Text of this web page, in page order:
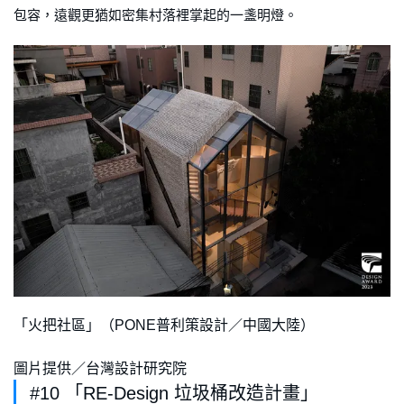
包容，遠觀更猶如密集村落裡掌起的一盞明燈。
「火把社區」（PONE普利策設計／中國大陸）
圖片提供／台灣設計研究院
#10 「RE-Design 垃圾桶改造計畫」